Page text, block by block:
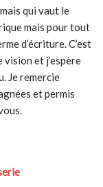
qui vaut le
mais pour tout
d’écriture. C’est
vision et j’espère
Je remercie
et permis